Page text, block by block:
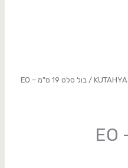
KUTAHYA
/ בול סלט 19 ס"מ – EO
בול סלט 19 ס"מ – EO